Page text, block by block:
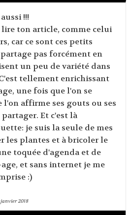
!!!
lire ton article, comme celui
car ce sont ces petits
pas forcément en
un peu de variété dans
tellement enrichissant
une fois que l'on se
l'on affirme ses gouts ou ses
Et c'est là
je suis la seule de mes
les plantes et à bricoler le
toquée d'agenda et de
et sans internet je me
:)
janvier 2018